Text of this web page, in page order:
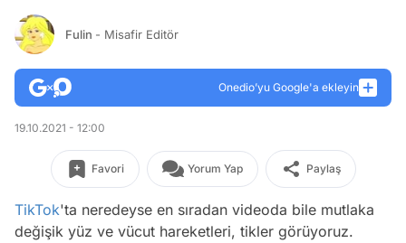
Fulin - Misafir Editör
Onedio’yu Google'a ekleyin
19.10.2021 - 12:00
Favori Yorum Yap Paylaş
TikTok'ta neredeyse en sıradan videoda bile mutlaka
değişik yüz ve vücut hareketleri, tikler görüyoruz.